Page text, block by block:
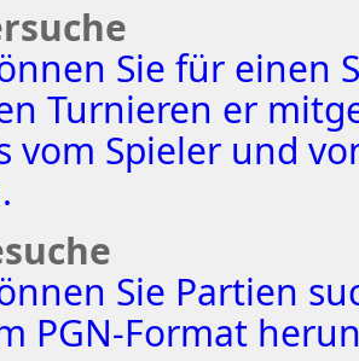
Sie für einen
Turnieren er
vom Spieler und
Sie Partien
PGN-Format